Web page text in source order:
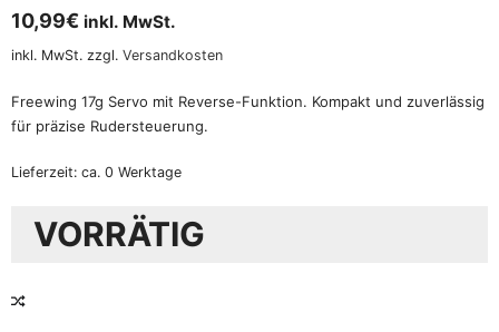
10,99€ inkl. MwSt.
inkl. MwSt. zzgl. Versandkosten
Freewing 17g Servo mit Reverse-Funktion. Kompakt und zuverlässig
für präzise Rudersteuerung.
Lieferzeit: ca. 0 Werktage
VORRÄTIG